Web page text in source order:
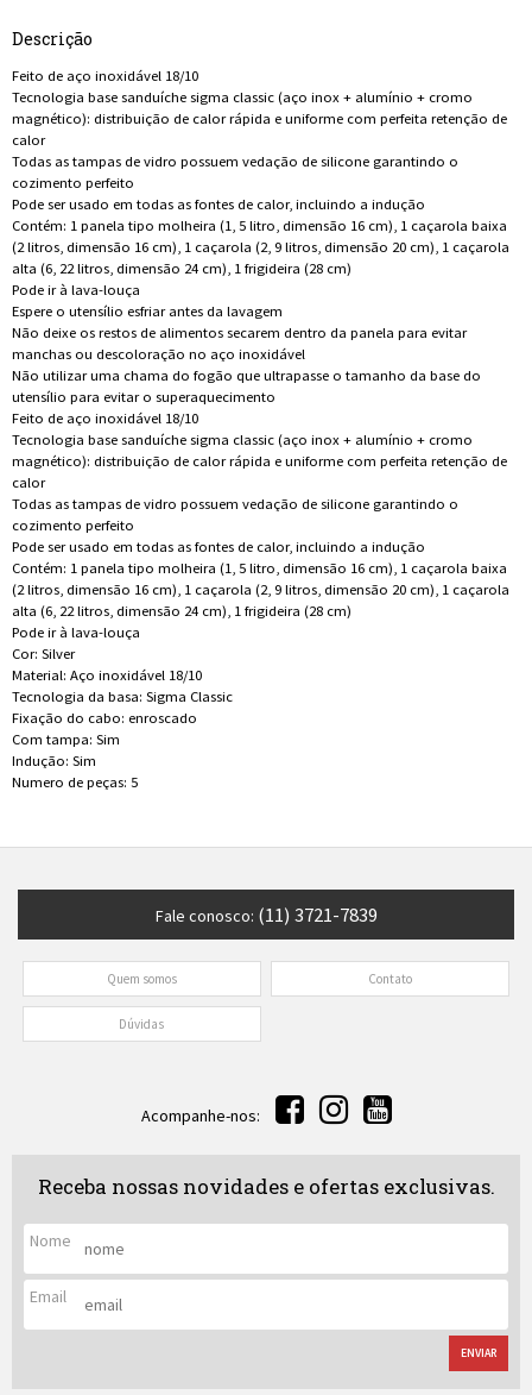
Descrição
Feito de aço inoxidável 18/10
Tecnologia base sanduíche sigma classic (aço inox + alumínio + cromo
magnético): distribuição de calor rápida e uniforme com perfeita retenção de
calor
Todas as tampas de vidro possuem vedação de silicone garantindo o
cozimento perfeito
Pode ser usado em todas as fontes de calor, incluindo a indução
Contém: 1 panela tipo molheira (1, 5 litro, dimensão 16 cm), 1 caçarola baixa
(2 litros, dimensão 16 cm), 1 caçarola (2, 9 litros, dimensão 20 cm), 1 caçarola
alta (6, 22 litros, dimensão 24 cm), 1 frigideira (28 cm)
Pode ir à lava-louça
Espere o utensílio esfriar antes da lavagem
Não deixe os restos de alimentos secarem dentro da panela para evitar
manchas ou descoloração no aço inoxidável
Não utilizar uma chama do fogão que ultrapasse o tamanho da base do
utensílio para evitar o superaquecimento
Feito de aço inoxidável 18/10
Tecnologia base sanduíche sigma classic (aço inox + alumínio + cromo
magnético): distribuição de calor rápida e uniforme com perfeita retenção de
calor
Todas as tampas de vidro possuem vedação de silicone garantindo o
cozimento perfeito
Pode ser usado em todas as fontes de calor, incluindo a indução
Contém: 1 panela tipo molheira (1, 5 litro, dimensão 16 cm), 1 caçarola baixa
(2 litros, dimensão 16 cm), 1 caçarola (2, 9 litros, dimensão 20 cm), 1 caçarola
alta (6, 22 litros, dimensão 24 cm), 1 frigideira (28 cm)
Pode ir à lava-louça
Cor: Silver
Material: Aço inoxidável 18/10
Tecnologia da basa: Sigma Classic
Fixação do cabo: enroscado
Com tampa: Sim
Indução: Sim
Numero de peças: 5
Fale conosco: (11) 3721-7839
Quem somos Contato
Dúvidas
Acompanhe-nos:
Receba nossas novidades e ofertas exclusivas.
Nome
Email
ENVIAR